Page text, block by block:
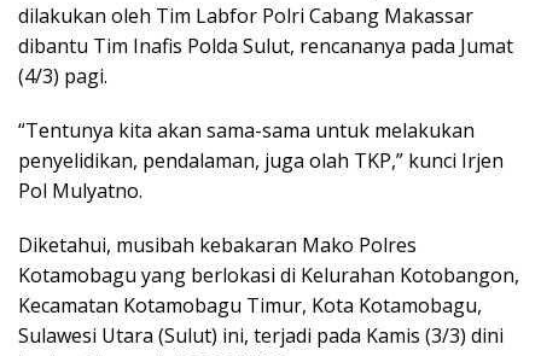
dilakukan oleh Tim Labfor Polri Cabang Makassar
dibantu Tim Inafis Polda Sulut, rencananya pada Jumat
(4/3) pagi.
“Tentunya kita akan sama-sama untuk melakukan
penyelidikan, pendalaman, juga olah TKP,” kunci Irjen
Pol Mulyatno.
Diketahui, musibah kebakaran Mako Polres
Kotamobagu yang berlokasi di Kelurahan Kotobangon,
Kecamatan Kotamobagu Timur, Kota Kotamobagu,
Sulawesi Utara (Sulut) ini, terjadi pada Kamis (3/3) dini